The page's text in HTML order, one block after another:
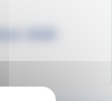
2025